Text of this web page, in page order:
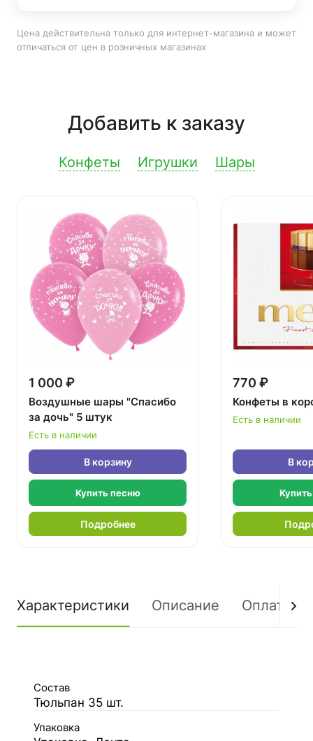
Цена действительна только для интернет-магазина и может
отличаться от цен в розничных магазинах
Добавить к заказу
Конфеты Игрушки Шары
1 000 ₽
Воздушные шары "Спасибо
за дочь" 5 штук
Есть в наличии
В корзину
Купить песню
Подробнее
770 ₽
Конфеты в
Есть в наличии
В
Характеристики Описание Оплата
Состав
Тюльпан 35 шт.
Упаковка